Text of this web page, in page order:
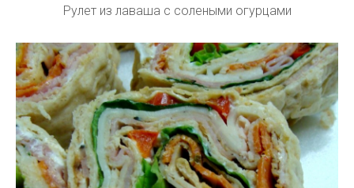
Рулет из лаваша с солеными огурцами